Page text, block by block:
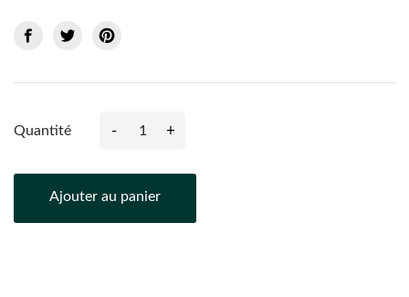
Quantité - +
Ajouter au panier